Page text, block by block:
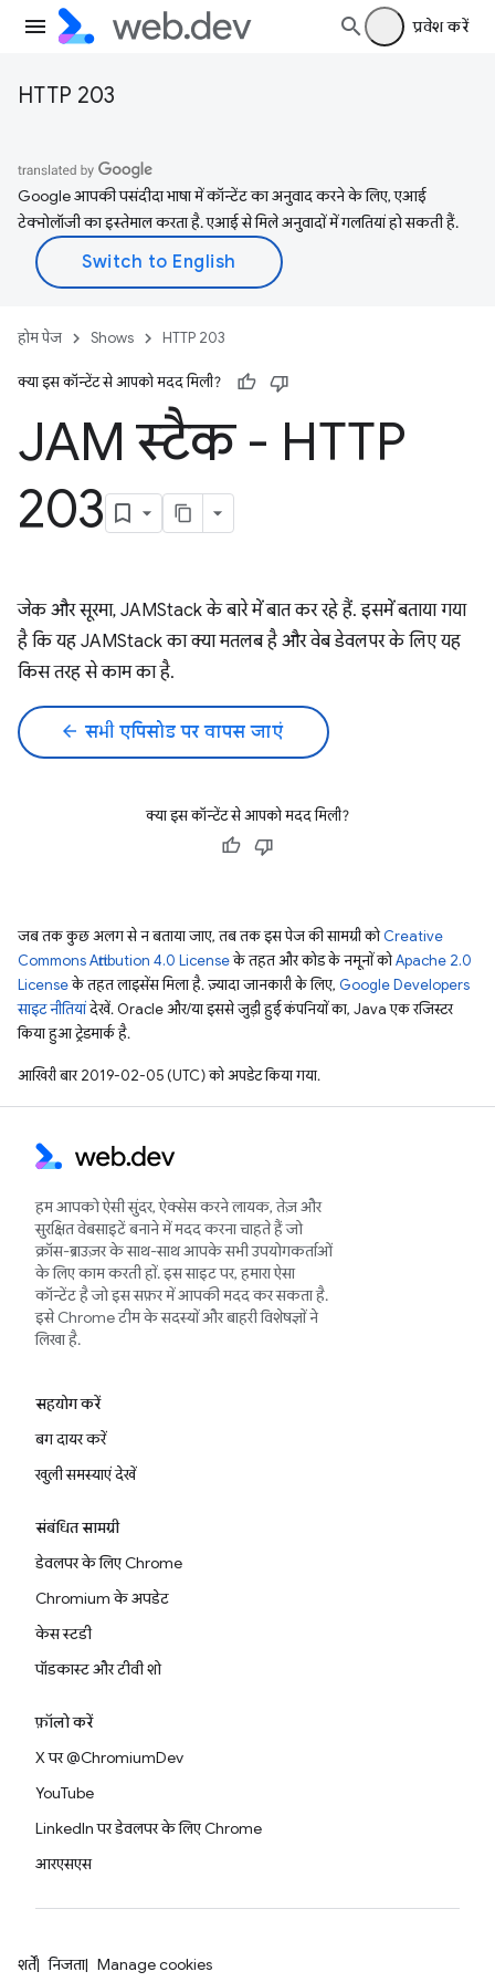
प्रवेश करें
HTTP 203
Google आपकी पसंदीदा भाषा में कॉन्टेंट का अनुवाद करने के लिए, एआई
टेक्नोलॉजी का इस्तेमाल करता है. एआई से मिले अनुवादों में गलतियां हो सकती हैं.
होम पेज Shows HTTP 203
क्या इस कॉन्टेंट से आपको मदद मिली?
JAM स्टैक - HTTP
203
जेक और सूरमा, JAMStack के बारे में बात कर रहे हैं. इसमें बताया गया
है कि यह JAMStack का क्या मतलब है और वेब डेवलपर के लिए यह
किस तरह से काम का है.
arrow_back सभी एपिसोड पर वापस जाएं
क्या इस कॉन्टेंट से आपको मदद मिली?
जब तक कुछ अलग से न बताया जाए, तब तक इस पेज की सामग्री कोCreative
Commons Attribution 4.0 Licenseके तहत और कोड के नमूनों कोApache 2.0
Licenseके तहत लाइसेंस मिला है. ज़्यादा जानकारी के लिए, Google Developers
साइट नीतियांदेखें. Oracle और/या इससे जुड़ी हुई कंपनियों का, Java एक रजिस्टर
किया हुआ ट्रेडमार्क है.
आखिरी बार 2019-02-05 (UTC) को अपडेट किया गया.
हम आपको ऐसी सुंदर, ऐक्सेस करने लायक, तेज़ और
सुरक्षित वेबसाइटें बनाने में मदद करना चाहते हैं जो
क्रॉस-ब्राउज़र के साथ-साथ आपके सभी उपयोगकर्ताओं
के लिए काम करती हों. इस साइट पर, हमारा ऐसा
कॉन्टेंट है जो इस सफ़र में आपकी मदद कर सकता है.
इसे Chrome टीम के सदस्यों और बाहरी विशेषज्ञों ने
लिखा है.
सहयोग करें
बग दायर करें
खुली समस्याएं देखें
संबंधित सामग्री
डेवलपर के लिए Chrome
Chromium के अपडेट
केस स्टडी
पॉडकास्ट और टीवी शो
फ़ॉलो करें
X पर @ChromiumDev
YouTube
LinkedIn पर डेवलपर के लिए Chrome
आरएसएस
शर्तें निजता Manage cookies